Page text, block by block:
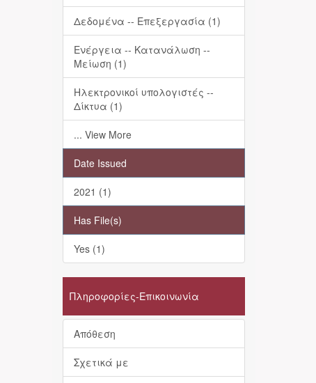
Δεδομένα -- Επεξεργασία (1)
Ενέργεια -- Κατανάλωση --
Μείωση (1)
Ηλεκτρονικοί υπολογιστές --
Δίκτυα (1)
... View More
Date Issued
2021 (1)
Has File(s)
Yes (1)
Πληροφορίες-Επικοινωνία
Απόθεση
Σχετικά με